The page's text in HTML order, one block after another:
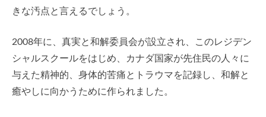
きな汚点と言えるでしょう。
2008年に、真実と和解委員会が設立され、このレジデン
シャルスクールをはじめ、カナダ国家が先住民の人々に
与えた精神的、身体的苦痛とトラウマを記録し、和解と
癒やしに向かうために作られました。